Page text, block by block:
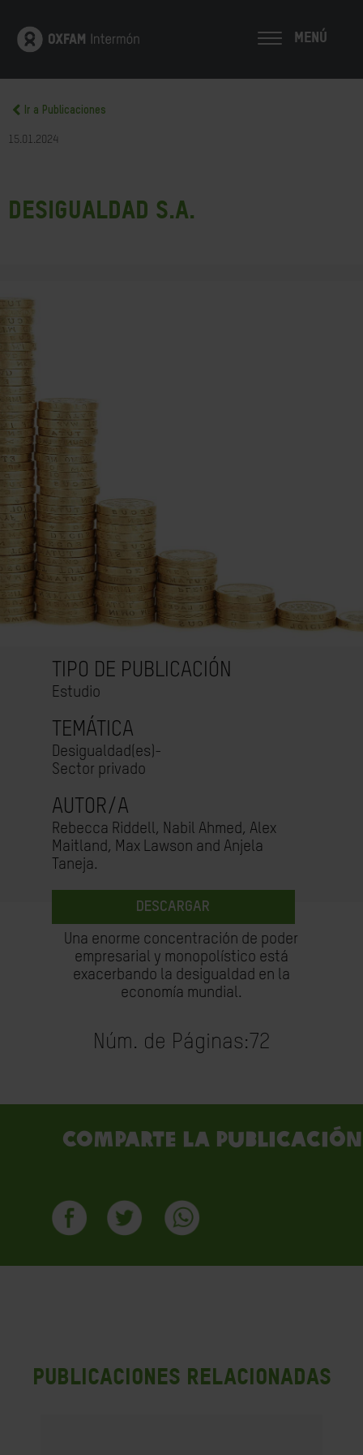
MENÚ
Ir a Publicaciones
15.01.2024
Desigualdad S.A.
TIPO DE PUBLICACIÓN
Estudio
TEMÁTICA
Desigualdad(es)-
Sector privado
AUTOR/A
Rebecca Riddell, Nabil Ahmed, Alex
Maitland, Max Lawson and Anjela
Taneja.
DESCARGAR
Una enorme concentración de poder
empresarial y monopolístico está
exacerbando la desigualdad en la
economía mundial.
Núm. de Páginas: 72
Comparte la publicación
PUBLICACIONES RELACIONADAS